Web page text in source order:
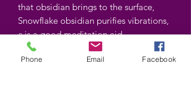
that obsidian brings to the surface,
Snowflake obsidian purifies vibrations,
c is a good meditation aid.
Roll-ons are an association of mineral
Phone Email Facebook